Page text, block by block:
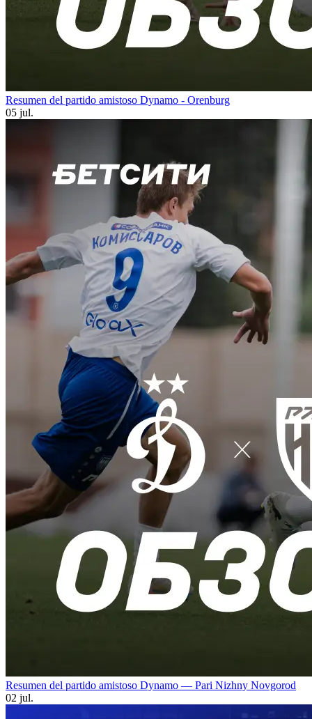
Resumen del partido amistoso Dynamo - Orenburg
05 jul.
Resumen del partido amistoso Dynamo — Pari Nizhny Novgorod
02 jul.